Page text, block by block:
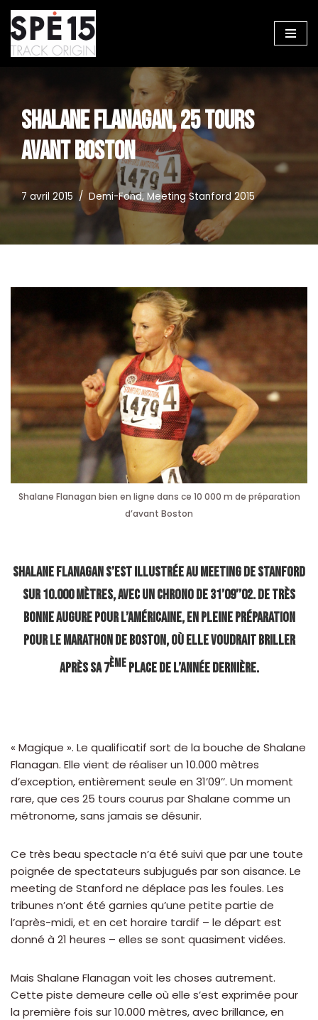
Aller
au
SHALANE FLANAGAN, 25 TOURS
AVANT BOSTON
7 avril 2015 Demi-Fond, Meeting Stanford 2015
Shalane Flanagan bien en ligne dans ce 10 000 m de préparation
d’avant Boston
Shalane Flanagan s’est illustrée au meeting de Stanford
sur 10.000 mètres, avec un chrono de 31’09’’02. De très
bonne augure pour l’Américaine, en pleine préparation
pour le marathon de Boston, où elle voudrait briller
après sa 7èmeplace de l’année dernière.
« Magique ». Le qualificatif sort de la bouche de Shalane
Flanagan. Elle vient de réaliser un 10.000 mètres
d’exception, entièrement seule en 31’09’’. Un moment
rare, que ces 25 tours courus par Shalane comme un
métronome, sans jamais se désunir.
Ce très beau spectacle n’a été suivi que par une toute
poignée de spectateurs subjugués par son aisance. Le
meeting de Stanford ne déplace pas les foules. Les
tribunes n’ont été garnies qu’une petite partie de
l’après-midi, et en cet horaire tardif – le départ est
donné à 21 heures – elles se sont quasiment vidées.
Mais Shalane Flanagan voit les choses autrement.
Cette piste demeure celle où elle s’est exprimée pour
la première fois sur 10.000 mètres, avec brillance, en